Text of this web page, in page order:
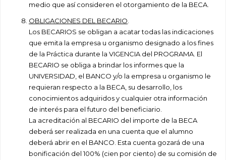
medio que así consideren el otorgamiento de la BECA.
OBLIGACIONES DEL BECARIO
Los BECARIOS se obligan a acatar todas las indicaciones
que emita la empresa u organismo designado a los fines
de la Práctica durante la VIGENCIA del PROGRAMA. El
BECARIO se obliga a brindar los informes que la
UNIVERSIDAD, el BANCO y/o la empresa u organismo le
requieran respecto a la BECA, su desarrollo, los
conocimientos adquiridos y cualquier otra información
de interés para el futuro del beneficiario.
La acreditación al BECARIO del importe de la BECA
deberá ser realizada en una cuenta que el alumno
deberá abrir en el BANCO. Esta cuenta gozará de una
bonificación del 100% (cien por ciento) de su comisión de